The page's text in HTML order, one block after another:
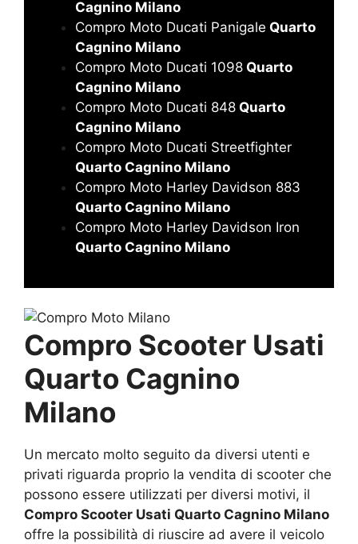
Cagnino Milano
Compro Moto Ducati Panigale Quarto
Cagnino Milano
Compro Moto Ducati 1098 Quarto
Cagnino Milano
Compro Moto Ducati 848 Quarto
Cagnino Milano
Compro Moto Ducati Streetfighter
Quarto Cagnino Milano
Compro Moto Harley Davidson 883
Quarto Cagnino Milano
Compro Moto Harley Davidson Iron
Quarto Cagnino Milano
Compro Scooter Usati
Quarto Cagnino
Milano
Un mercato molto seguito da diversi utenti e
privati riguarda proprio la vendita di scooter che
possono essere utilizzati per diversi motivi, il
Compro Scooter Usati Quarto Cagnino Milano
offre la possibilità di riuscire ad avere il veicolo